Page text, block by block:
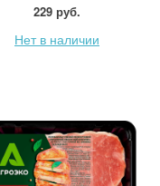
229 руб.
Нет в наличии